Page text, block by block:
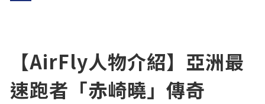
【AirFly人物介紹】亞洲最
速跑者「赤崎曉」傳奇